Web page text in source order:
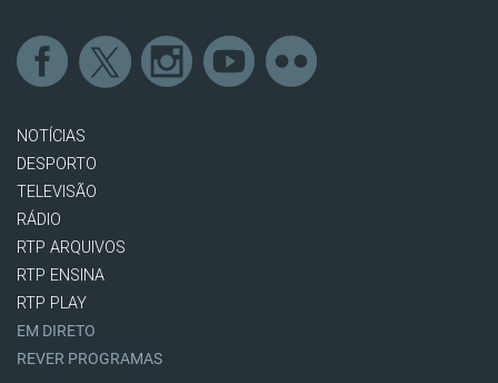
NOTÍCIAS
DESPORTO
TELEVISÃO
RÁDIO
RTP ARQUIVOS
RTP ENSINA
RTP PLAY
EM DIRETO
REVER PROGRAMAS